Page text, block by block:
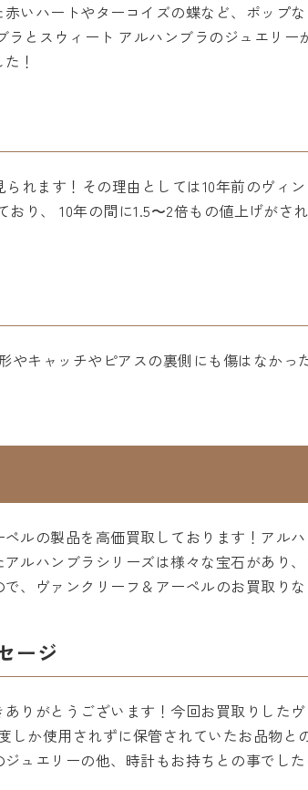
いハートやターコイズの蝶など、ポップ
とスウィート アルハンブラのジュエリー
！
れます！その理由としては10年前のヴィ
り、 10年の間に1.5〜2倍もの値上げがさ
やキャッチやピアスの裏側にも傷はなかっ
ルの製品を高価買取しております！アル
ルハンブラシリーズは様々な宝石があり
、ヴァンクリーフ＆アーペルのお買取り
ージ
りがとうございます！今回お買取りした
しか使用されずに保管されていたお品物と
ュエリーの他、時計もお持ちとの事でし